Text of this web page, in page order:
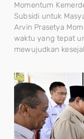
Momentum
Subsidi untuk
Arvin Prasetya
waktu yang tepat
mewujudkan